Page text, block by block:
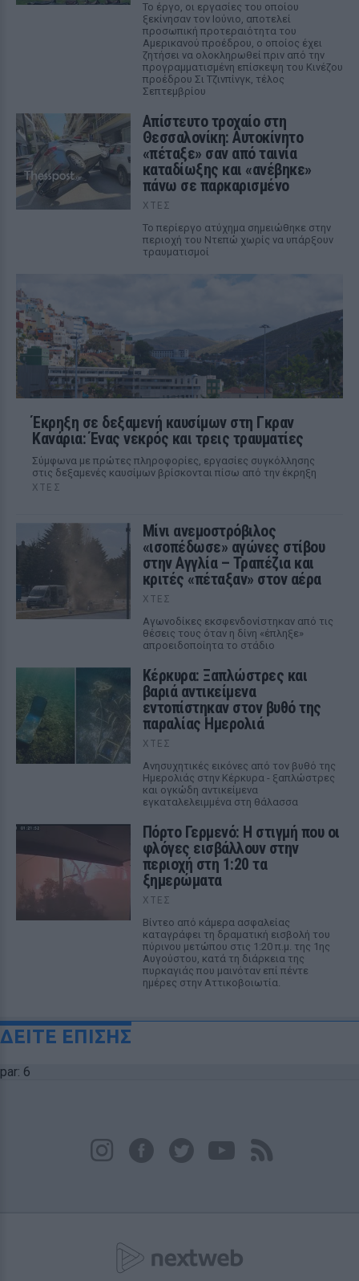
Το έργο, οι εργασίες του οποίου
ξεκίνησαν τον Ιούνιο, αποτελεί
προσωπική προτεραιότητα του
Αμερικανού προέδρου, ο οποίος έχει
ζητήσει να ολοκληρωθεί πριν από την
προγραμματισμένη επίσκεψη του Κινέζου
προέδρου Σι Τζινπίνγκ, τέλος
Σεπτεμβρίου
Απίστευτο τροχαίο στη
Θεσσαλονίκη: Αυτοκίνητο
«πέταξε» σαν από ταινία
καταδίωξης και «ανέβηκε»
πάνω σε παρκαρισμένο
ΧΤΕΣ
Το περίεργο ατύχημα σημειώθηκε στην
περιοχή του Ντεπώ χωρίς να υπάρξουν
τραυματισμοί
Έκρηξη σε δεξαμενή καυσίμων στη Γκραν
Κανάρια: Ένας νεκρός και τρεις τραυματίες
Σύμφωνα με πρώτες πληροφορίες, εργασίες συγκόλλησης
στις δεξαμενές καυσίμων βρίσκονται πίσω από την έκρηξη
ΧΤΕΣ
Μίνι ανεμοστρόβιλος
«ισοπέδωσε» αγώνες στίβου
στην Αγγλία – Τραπέζια και
κριτές «πέταξαν» στον αέρα
ΧΤΕΣ
Αγωνοδίκες εκσφενδονίστηκαν από τις
θέσεις τους όταν η δίνη «έπληξε»
απροειδοποίητα το στάδιο
Κέρκυρα: Ξαπλώστρες και
βαριά αντικείμενα
εντοπίστηκαν στον βυθό της
παραλίας Ημερολιά
ΧΤΕΣ
Ανησυχητικές εικόνες από τον βυθό της
Ημερολιάς στην Κέρκυρα - ξαπλώστρες
και ογκώδη αντικείμενα
εγκαταλελειμμένα στη θάλασσα
Πόρτο Γερμενό: Η στιγμή που οι
φλόγες εισβάλλουν στην
περιοχή στη 1:20 τα
ξημερώματα
ΧΤΕΣ
Βίντεο από κάμερα ασφαλείας
καταγράφει τη δραματική εισβολή του
πύρινου μετώπου στις 1:20 π.μ. της 1ης
Αυγούστου, κατά τη διάρκεια της
πυρκαγιάς που μαινόταν επί πέντε
ημέρες στην Αττικοβοιωτία.
ΔΕΙΤΕ ΕΠΙΣΗΣ
par: 6